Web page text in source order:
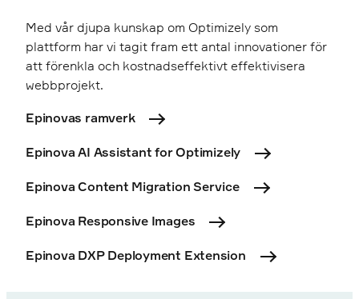
Med vår djupa kunskap om Optimizely som
plattform har vi tagit fram ett antal innovationer för
att förenkla och kostnadseffektivt effektivisera
webbprojekt.
Epinovas ramverk
Epinova AI Assistant for Optimizely
Epinova Content Migration Service
Epinova Responsive Images
Epinova DXP Deployment Extension